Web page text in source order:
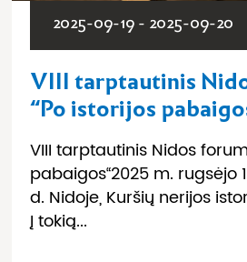
2025-09-19 - 2025-09-20
VIII tarptautinis
“Po istorijos
VIII tarptautinis Nidos
pabaigos“2025 m. rugsėjo
d. Nidoje, Kuršių nerijos
Į tokią...